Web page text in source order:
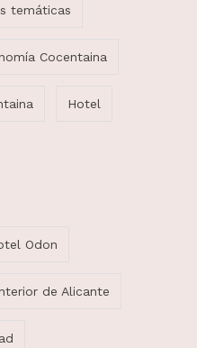
temáticas
Cocentaina
Hotel
Odon
de Alicante